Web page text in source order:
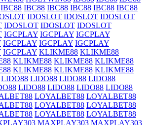
IBC88 IBC88 IBC88 IBC88 IBC88 IBC88
IDOSLOT IDOSLOT IDOSLOT
IDOSLOT IDOSLOT IDOSLOT
IGCPLAY IGCPLAY IGCPLAY
IGCPLAY IGCPLAY IGCPLAY
IGCPLAY KLIKME88 KLIKME88
KLIKME88 KLIKME88 KLIKME88
KLIKME88 KLIKME88 KLIKME88
LIDO88 LIDO88 LIDO88 LIDO88
LIDO88 LIDO88 LIDO88 LIDO88
LOYALBET88 LOYALBET88
LOYALBET88 LOYALBET88
LOYALBET88 LOYALBET88
MAXPLAY303 MAXPLAY303